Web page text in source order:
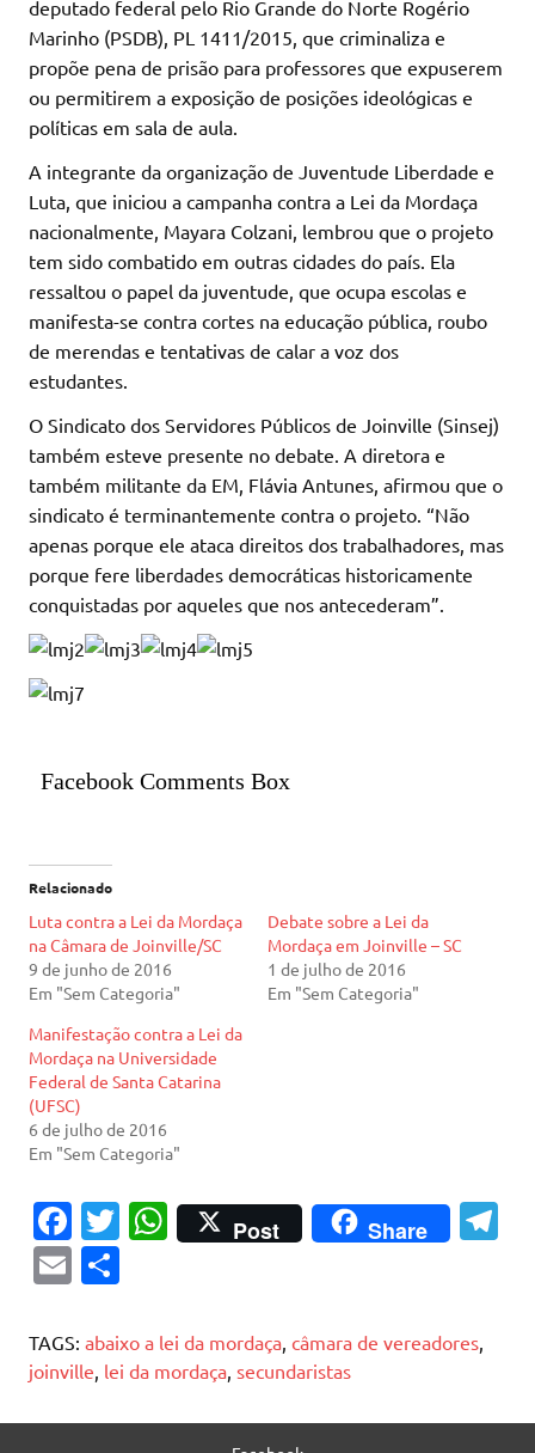
deputado federal pelo Rio Grande do Norte Rogério
Marinho (PSDB), PL 1411/2015, que criminaliza e
propõe pena de prisão para professores que expuserem
ou permitirem a exposição de posições ideológicas e
políticas em sala de aula.
A integrante da organização de Juventude Liberdade e
Luta, que iniciou a campanha contra a Lei da Mordaça
nacionalmente, Mayara Colzani, lembrou que o projeto
tem sido combatido em outras cidades do país. Ela
ressaltou o papel da juventude, que ocupa escolas e
manifesta-se contra cortes na educação pública, roubo
de merendas e tentativas de calar a voz dos
estudantes.
O Sindicato dos Servidores Públicos de Joinville (Sinsej)
também esteve presente no debate. A diretora e
também militante da EM, Flávia Antunes, afirmou que o
sindicato é terminantemente contra o projeto. “Não
apenas porque ele ataca direitos dos trabalhadores, mas
porque fere liberdades democráticas historicamente
conquistadas por aqueles que nos antecederam”.
Facebook Comments Box
Relacionado
Luta contra a Lei da Mordaça
na Câmara de Joinville/SC
9 de junho de 2016
Em "Sem Categoria"
Debate sobre a Lei da
Mordaça em Joinville – SC
1 de julho de 2016
Em "Sem Categoria"
Manifestação contra a Lei da
Mordaça na Universidade
Federal de Santa Catarina
(UFSC)
6 de julho de 2016
Em "Sem Categoria"
Fa
c
e
b
o
o
T
te
r
W
h
s
A
p
Post Share
m
E
ai
l
ar
e
TAGS: abaixo a lei da mordaça câmara de vereadores
joinville lei da mordaça secundaristas